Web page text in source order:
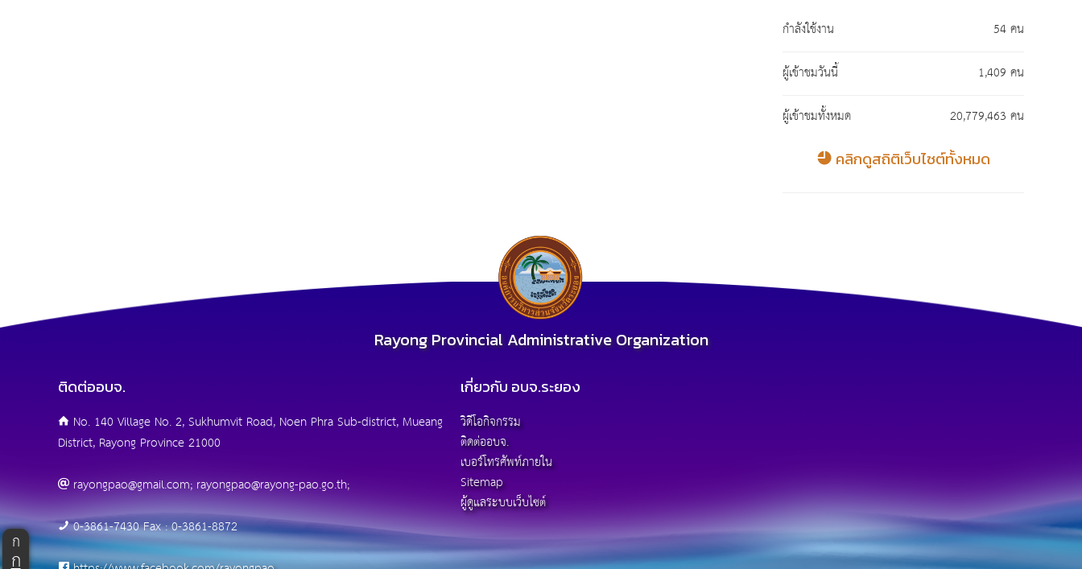
กำลังใช้งาน
54 คน
ผู้เข้าชมวันนี้
1,409 คน
ผู้เข้าชมทั้งหมด
20,779,463 คน
คลิกดูสถิติเว็บไซต์ทั้งหมด
Rayong Provincial Administrative Organization
ติดต่ออบจ.
No. 140 Village No. 2, Sukhumvit Road, Noen Phra Sub-district, Mueang
District, Rayong Province 21000
rayongpao@gmail.com; rayongpao@rayong-pao.go.th;
0-3861-7430 Fax : 0-3861-8872
เกี่ยวกับ อบจ.ระยอง
วิดีโอกิจกรรม
ติดต่ออบจ.
เบอร์โทรศัพท์ภายใน
Sitemap
ผู้ดูแลระบบเว็บไซต์
ก
ก